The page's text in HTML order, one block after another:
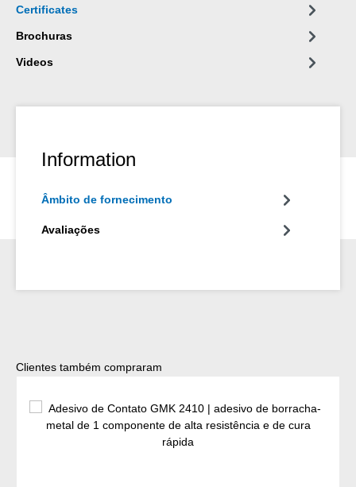
Certificates
Brochuras
Videos
Information
Âmbito de fornecimento
Avaliações
Ignorar a galeria de produtos
Clientes também compraram